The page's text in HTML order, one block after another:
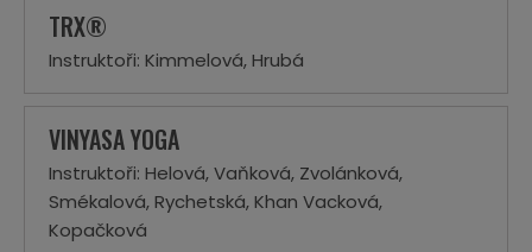
TRX®
Instruktoři: Kimmelová, Hrubá
VINYASA YOGA
Instruktoři: Helová, Vaňková, Zvolánková,
Smékalová, Rychetská, Khan Vacková,
Kopačková